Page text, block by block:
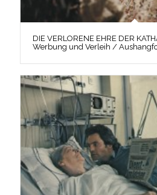
DIE VERLORENE EHRE DER
Werbung und Verleih /